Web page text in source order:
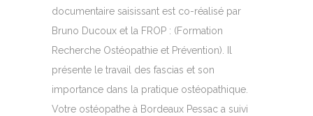
documentaire saisissant est co-réalisé par
Bruno Ducoux et la FROP : (Formation
Recherche Ostéopathie et Prévention). Il
présente le travail des fascias et son
importance dans la pratique ostéopathique.
Votre ostéopathe à Bordeaux Pessac a suivi